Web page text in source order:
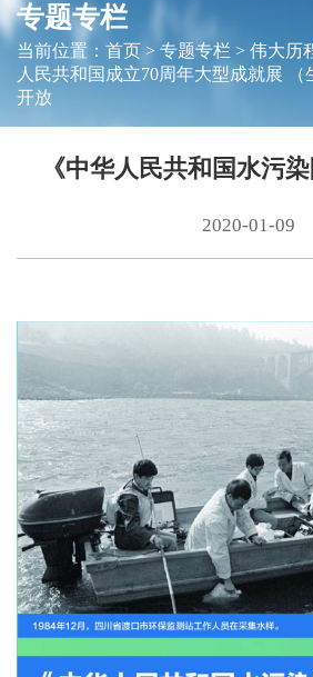
专题专栏
当前位置： 首页> 专题专栏 > 伟大历
人民共和国成立70周年大型成就展 （
开放
《中华人民共和国水污
2020-01-09